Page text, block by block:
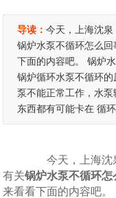
导读：今天，上海沈
锅炉水泵不循环怎么
下面的内容吧。 锅炉
锅炉循环水泵不循环
泵不能正常工作，水
东西都有可能卡在 循
今天，上海沈
有关锅炉水泵不循环怎
来看看下面的内容吧。